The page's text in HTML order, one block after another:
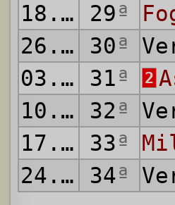
18.04.1992
29ª
26.04.1992
30ª
03.05.1992
31ª 2
10.05.1992
32ª
17.05.1992
33ª
24.05.1992
34ª